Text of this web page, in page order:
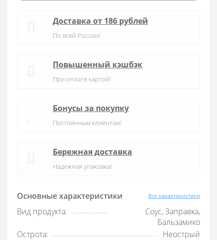
Основные характеристики Все характеристики
Вид продукта:
Соус, Заправка,
Бальзамико
Острота:
Неострый
Доставка от 186 рублей
По всей России!
Повышенный кэшбэк
При оплате картой!
Бонусы за покупку
Постоянным клиентам!
Бережная доставка
Надежная упаковка!